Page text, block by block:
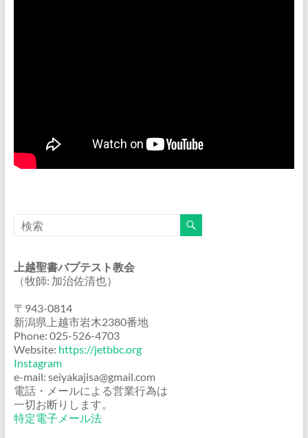
上越聖書バプテスト教会
（牧師: 加治佐清也）
〒943-0814
新潟県上越市岩木2380番地
Phone: 025-526-4703
Website: https://jetbbc.org
Instagram
e-mail: seiyakajisa@gmail.com
電話・メールによる営業行為は
一切お断りします。
特定電子メール法